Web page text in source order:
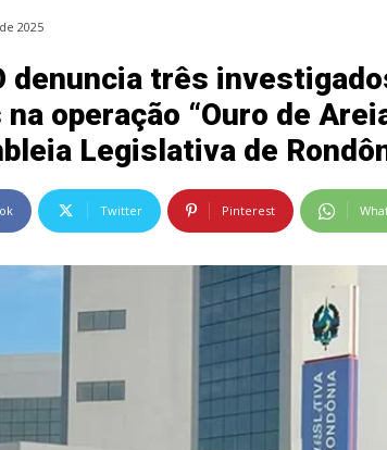
2025
denuncia três
operação “Ouro de
Legislativa de
Twitter Pinterest